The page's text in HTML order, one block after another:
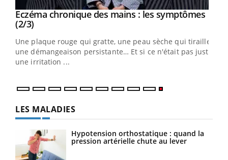
Youtube
Eczéma chronique des mains : les symptômes
(2/3)Youtube
Une plaque rouge qui gratte, une peau sèche qui tiraille,
une démangeaison persistante… Et si ce n'était pas juste
une irritation ...
LES MALADIES
Hypotension orthostatique : quand la
pression artérielle chute au lever